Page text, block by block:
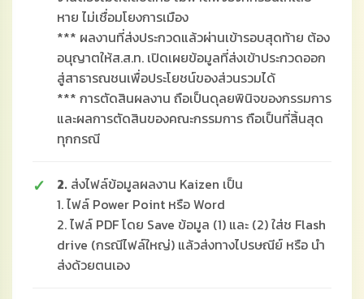
หาย ไม่เชื่อมโยงการเมือง
*** ผลงานที่ส่งประกวดแล้วผ่านเข้ารอบสุดท้าย ต้อง
อนุญาตให้ส.ส.ท. เปิดเผยข้อมูลที่ส่งเข้าประกวดออก
สู่สาธารณชนเพื่อประโยชน์ของส่วนรวมได้
*** การตัดสินผลงาน ถือเป็นดุลยพินิจของกรรมการ
และผลการตัดสินของคณะกรรมการ ถือเป็นที่สิ้นสุด
ทุกกรณี
2. ส่งไฟล์ข้อมูลผลงาน Kaizen เป็น
1. ไฟล์ Power Point หรือ Word
2. ไฟล์ PDF โดย Save ข้อมูล (1) และ (2) ใส่ช Flash
drive (กรณีไฟล์ใหญ่) แล้วส่งทางไปรษณีย์ หรือ นำ
ส่งด้วยตนเอง